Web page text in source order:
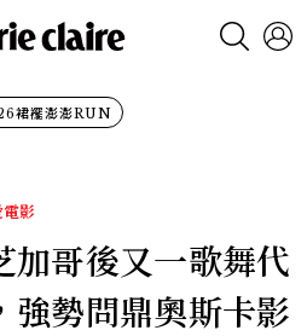
裙襬澎澎RUN
影
加哥後又一歌舞代
強勢問鼎奧斯卡影